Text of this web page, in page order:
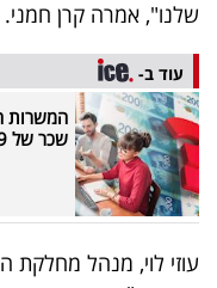
שלנו", אמרה קרן חמני.
עוד ב-
המשרות
שכר של 51,089 שקלים
עוזי לוי, מנהל מחלקת